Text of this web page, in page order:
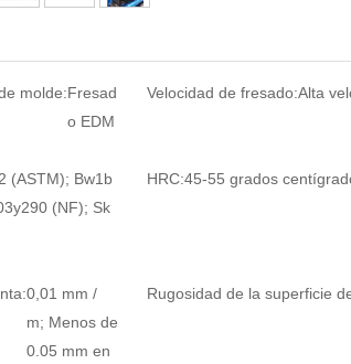
molde:Fresad
o EDM
Velocidad de fresado:Alta
(ASTM); Bw1b
(NF); Sk
HRC:45-55 grados
0,01 mm /
m; Menos de
0.05 mm en
Rugosidad de la superficie